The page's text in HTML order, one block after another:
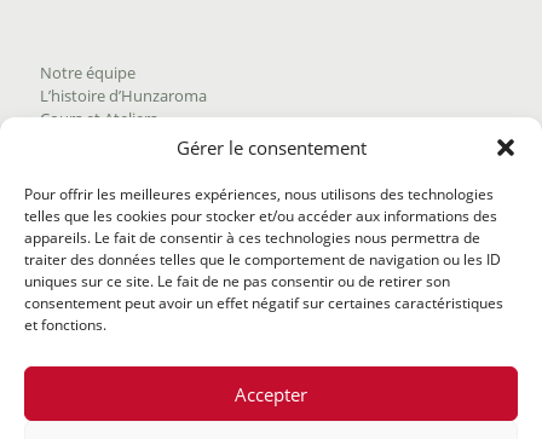
Gérer le consentement
Pour offrir les meilleures expériences, nous utilisons des technologies
telles que les cookies pour stocker et/ou accéder aux informations des
appareils. Le fait de consentir à ces technologies nous permettra de
traiter des données telles que le comportement de navigation ou les ID
uniques sur ce site. Le fait de ne pas consentir ou de retirer son
consentement peut avoir un effet négatif sur certaines caractéristiques
et fonctions.
Accepter
Notre équipe
L’histoire d’Hunzaroma
Cours et Ateliers
Trouver nos produits
Politique de frais d'envoi
Termes et conditions
Politique de remboursement